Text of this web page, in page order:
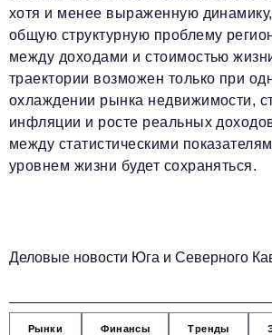
хотя и менее выраженную
общую структурную проблему
между доходами и стоимостью
траектории возможен только при
охлаждении рынка недвижимости,
инфляции и росте реальных
между статистическими
уровнем жизни будет сохраняться.
Деловые новости Юга и Северного
Рынки Финансы Тренды